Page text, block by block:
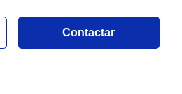
Contactar